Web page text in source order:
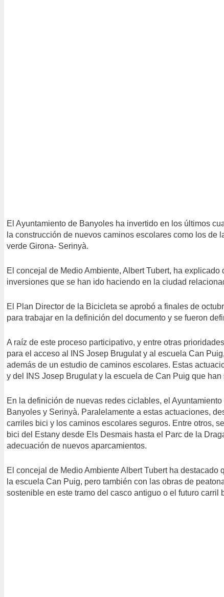
El Ayuntamiento de Banyoles ha invertido en los últimos
la construcción de nuevos caminos escolares como los
verde Girona- Serinyà.
El concejal de Medio Ambiente, Albert Tubert, ha
inversiones que se han ido haciendo en la ciudad
El Plan Director de la Bicicleta se aprobó a finales de
para trabajar en la definición del documento y se fueron
A raíz de este proceso participativo, y entre otras
para el acceso al INS Josep Brugulat y al escuela Can
además de un estudio de caminos escolares. Estas
y del INS Josep Brugulat y la escuela de Can Puig que
En la definición de nuevas redes ciclables, el
Banyoles y Serinyà. Paralelamente a estas actuaciones,
carriles bici y los caminos escolares seguros. Entre otros,
bici del Estany desde Els Desmais hasta el Parc de la
adecuación de nuevos aparcamientos.
El concejal de Medio Ambiente Albert Tubert ha
la escuela Can Puig, pero también con las obras de
sostenible en este tramo del casco antiguo o el futuro carril